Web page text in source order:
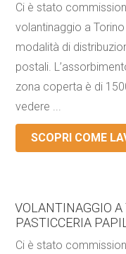
Ci è stato
volantinaggio a
modalità di
postali.
zona coperta è di
vedere ...
SCOPRI COME
VOLANTINAGGIO A
PASTICCERIA
Ci è stato